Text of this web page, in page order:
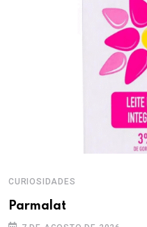
CURIOSIDADES
Parmalat